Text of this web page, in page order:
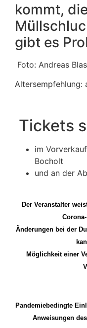
kommt,
gibt es
Foto: Andreas
Altersempfehlung:
Tickets
im
Bocholt
und an der
Der Veranstalter
Änderungen bei der
Möglichkeit einer
Pandemiebedingte
Anweisungen